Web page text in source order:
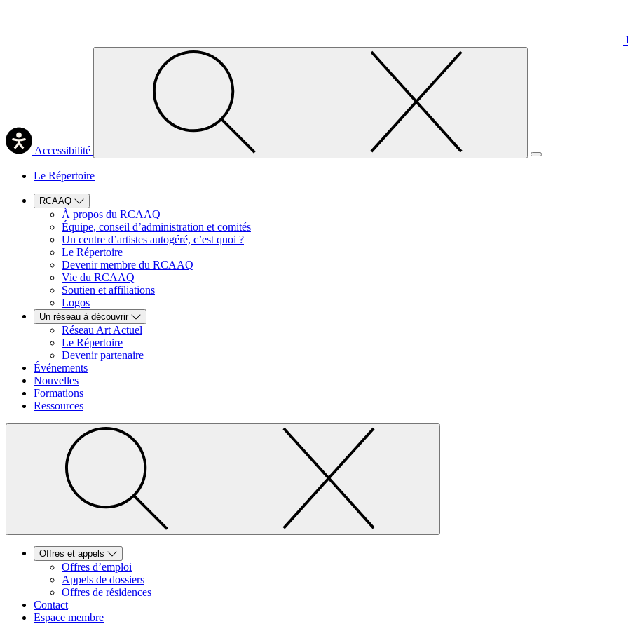
Accessibilité
Le Répertoire
RCAAQ
À propos du RCAAQ
Équipe, conseil d’administration et comités
Un centre d’artistes autogéré, c’est quoi ?
Le Répertoire
Devenir membre du RCAAQ
Vie du RCAAQ
Soutien et affiliations
Logos
Un réseau à découvrir
Réseau Art Actuel
Le Répertoire
Devenir partenaire
Événements
Nouvelles
Formations
Ressources
Offres et appels
Offres d’emploi
Appels de dossiers
Offres de résidences
Contact
Espace membre